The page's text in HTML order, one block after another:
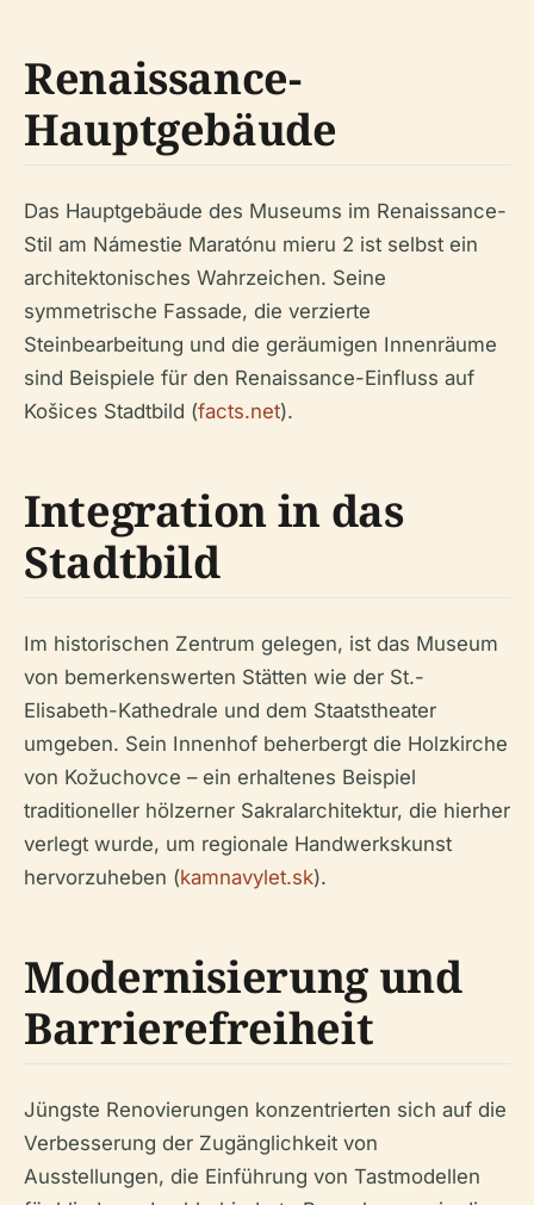
Renaissance-
Hauptgebäude
Das Hauptgebäude des Museums im Renaissance-
Stil am Námestie Maratónu mieru 2 ist selbst ein
architektonisches Wahrzeichen. Seine
symmetrische Fassade, die verzierte
Steinbearbeitung und die geräumigen Innenräume
sind Beispiele für den Renaissance-Einfluss auf
Košices Stadtbild (facts.net).
Integration in das
Stadtbild
Im historischen Zentrum gelegen, ist das Museum
von bemerkenswerten Stätten wie der St.-
Elisabeth-Kathedrale und dem Staatstheater
umgeben. Sein Innenhof beherbergt die Holzkirche
von Kožuchovce – ein erhaltenes Beispiel
traditioneller hölzerner Sakralarchitektur, die hierher
verlegt wurde, um regionale Handwerkskunst
hervorzuheben (kamnavylet.sk).
Modernisierung und
Barrierefreiheit
Jüngste Renovierungen konzentrierten sich auf die
Verbesserung der Zugänglichkeit von
Ausstellungen, die Einführung von Tastmodellen